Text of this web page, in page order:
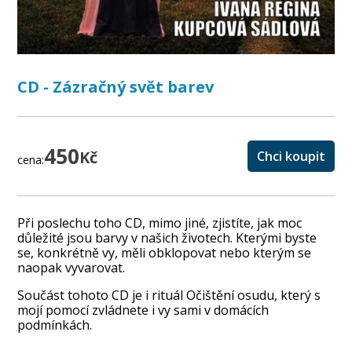
CD - Zázračný svět barev
cena:450Kč Chci koupit
Při poslechu toho CD, mimo jiné, zjistíte, jak moc
důležité jsou barvy v našich životech. Kterými byste
se, konkrétně vy, měli obklopovat nebo kterým se
naopak vyvarovat.
Součást tohoto CD je i rituál Očištění osudu, který s
mojí pomocí zvládnete i vy sami v domácích
podmínkách.